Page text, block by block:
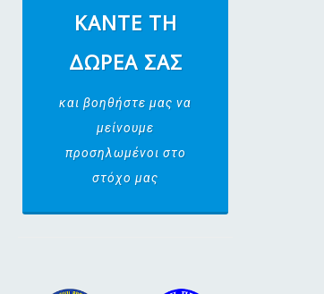
ΚΆΝΤΕ ΤΗ
ΔΩΡΕΆ ΣΑΣ
και βοηθήστε μας να
μείνουμε
προσηλωμένοι στο
στόχο μας